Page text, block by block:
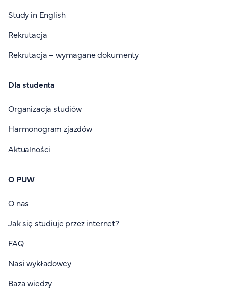
Study in English
Rekrutacja
Rekrutacja – wymagane dokumenty
Dla studenta
Organizacja studiów
Harmonogram zjazdów
Aktualności
O PUW
O nas
Jak się studiuje przez internet?
FAQ
Nasi wykładowcy
Baza wiedzy